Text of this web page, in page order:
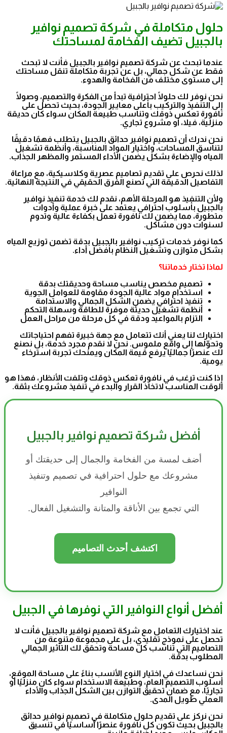
حلول متكاملة في شركة تصميم نوافير
بالجبيل تضيف الفخامة لمساحتك
عندما تبحث عن شركة تصميم نوافير بالجبيل فأنت لا تبحث
فقط عن شكل جمالي، بل عن تجربة متكاملة تنقل مساحتك
إلى مستوى مختلف من الفخامة والهدوء.
نحن نوفر لك حلولًا احترافية تبدأ من الفكرة والتصميم، وصولًا
إلى التنفيذ والتركيب بأعلى معايير الجودة، بحيث تحصل على
نافورة تعكس ذوقك وتناسب طبيعة المكان سواء كان حديقة
منزلية، فيلا، أو مشروع تجاري.
نحن ندرك أن تصميم نوافير حدائق بالجبيل يتطلب فهمًا دقيقًا
لتناسق المساحات، واختيار المواد المناسبة، وأنظمة تشغيل
المياه والإضاءة بشكل يضمن الأداء المستمر والمظهر الجذاب.
لذلك نحرص على تقديم تصاميم عصرية وكلاسيكية، مع مراعاة
التفاصيل الدقيقة التي تصنع الفرق الحقيقي في النتيجة النهائية.
ولأن التنفيذ هو المرحلة الأهم، نقدم لك خدمة تنفيذ نوافير
بالجبيل بأسلوب احترافي يعتمد على خبرة عملية وأدوات
متطورة، مما يضمن لك نافورة تعمل بكفاءة عالية وتدوم
لسنوات دون مشاكل.
كما نوفر خدمات تركيب نوافير بالجبيل بدقة تضمن توزيع المياه
بشكل متوازن وتشغيل النظام بأفضل أداء.
لماذا تختار خدماتنا؟
تصميم مخصص يناسب مساحة وحديقتك بدقة
استخدام مواد عالية الجودة مقاومة للعوامل الجوية
تنفيذ احترافي يضمن الشكل الجمالي والاستدامة
أنظمة تشغيل حديثة موفرة للطاقة وسهلة التحكم
التزام بالمواعيد ودقة في كل مرحلة من مراحل العمل
اختيارك لنا يعني أنك تتعامل مع جهة خبيرة تفهم احتياجاتك
وتحوّلها إلى واقع ملموس. نحن لا نقدم مجرد خدمة، بل نصنع
لك عنصرًا جماليًا يرفع قيمة المكان ويمنحك تجربة استرخاء
يومية.
إذا كنت ترغب في نافورة تعكس ذوقك وتلفت الأنظار، فهذا هو
الوقت المناسب لاتخاذ القرار والبدء في تنفيذ مشروعك بثقة.
أفضل شركة تصميم نوافير بالجبيل
أضف لمسة من الفخامة والجمال إلى حديقتك أو
مشروعك مع حلول احترافية في تصميم وتنفيذ
النوافير
التي تجمع بين الأناقة والمتانة والتشغيل الفعال.
اكتشف أحدث التصاميم
أفضل أنواع النوافير التي نوفرها في الجبيل
عند اختيارك التعامل مع شركة تصميم نوافير بالجبيل فأنت لا
تحصل على نموذج تقليدي، بل على مجموعة متنوعة من
التصاميم التي تناسب كل مساحة وتحقق لك التأثير الجمالي
المطلوب بدقة.
نحن نساعدك في اختيار النوع الأنسب بناءً على مساحة الموقع،
أسلوب التصميم العام، وطبيعة الاستخدام سواء كان منزليًا أو
تجاريًا، مع ضمان تحقيق التوازن بين الشكل الجذاب والأداء
العملي طويل المدى.
نحن نركز على تقديم حلول متكاملة في تصميم نوافير حدائق
بالجبيل بحيث تكون كل نافورة عنصرًا أساسيًا في تنسيق